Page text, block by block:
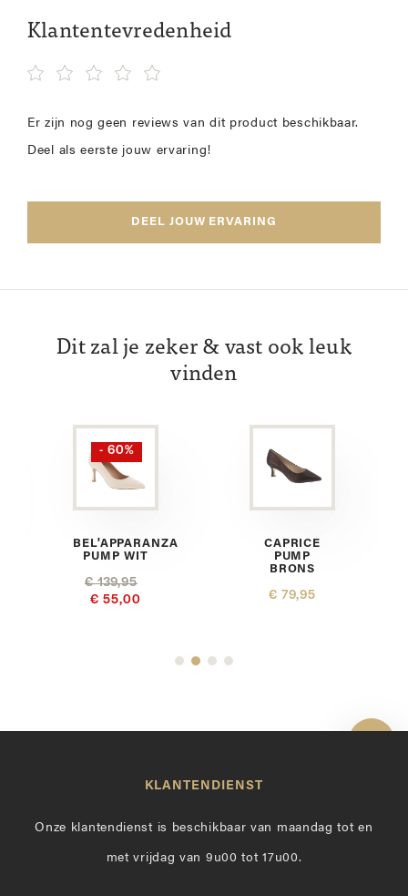
Klantentevredenheid
Er zijn nog geen reviews van dit product beschikbaar.
Deel als eerste jouw ervaring!
DEEL JOUW ERVARING
Dit zal je zeker & vast ook leuk
vinden
- 60%
BEL'APPARANZA
PUMP WIT
€ 139,95
€ 55,00
CAPRICE
PUMP
BRONS
€ 79,95
KLANTENDIENST
Onze klantendienst is beschikbaar van maandag tot en
met vrijdag van 9u00 tot 17u00.